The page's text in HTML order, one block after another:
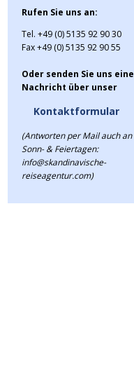
Rufen Sie uns an:
Tel. +49 (0) 5135 92 90 30
Fax +49 (0) 5135 92 90 55
Oder senden Sie uns eine
Nachricht über unser
Kontaktformular
(Antworten per Mail auch an
Sonn- & Feiertagen:
info@skandinavische-
reiseagentur.com)